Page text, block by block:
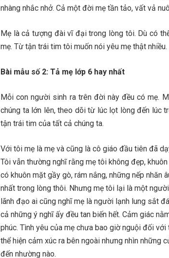
nhàng nhắc nhở. Cả một đời mẹ tần tảo, vất vả
Mẹ là cả tượng đài vĩ đại trong lòng tôi. Dù có
mẹ. Từ tận trái tim tôi muốn nói yêu mẹ thật nhiều.
Bài mẫu số 2: Tả mẹ lớp 6 hay nhất
Mỗi con người sinh ra trên đời này đều có mẹ.
chúng ta lớn lên, theo dõi từ lúc lọt lòng đến lúc
tận trái tim của tất cả chúng ta.
Với tôi mẹ là mẹ và cũng là cô giáo đầu tiên đã
Tôi vẫn thường nghĩ rằng mẹ tôi không đẹp,
có khuôn mặt gầy gò, rám nắng, những nếp nhăn
nhất trong lòng thôi. Nhưng mẹ tôi lại là một
lãnh đạo ai cũng nghĩ mẹ là người lạnh lung sắt
cả những ý nghĩ ấy đều tan biến hết. Cảm giác
phúc. Tình yêu của mẹ chưa bao giờ nguội đối
thể hiện cảm xúc ra bên ngoài nhưng nhìn những
đến nhường nào.